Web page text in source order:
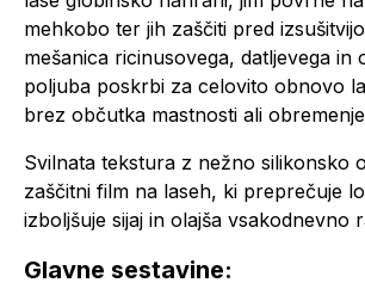
mehkobo ter jih zaščiti pred
mešanica ricinusovega, datljevega in
poljuba poskrbi za celovito obnovo
brez občutka mastnosti ali
Svilnata tekstura z nežno silikonsko
zaščitni film na laseh, ki preprečuje
izboljšuje sijaj in olajša vsakodnevno
Glavne sestavine: